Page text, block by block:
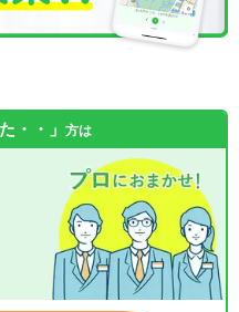
・・」 方は